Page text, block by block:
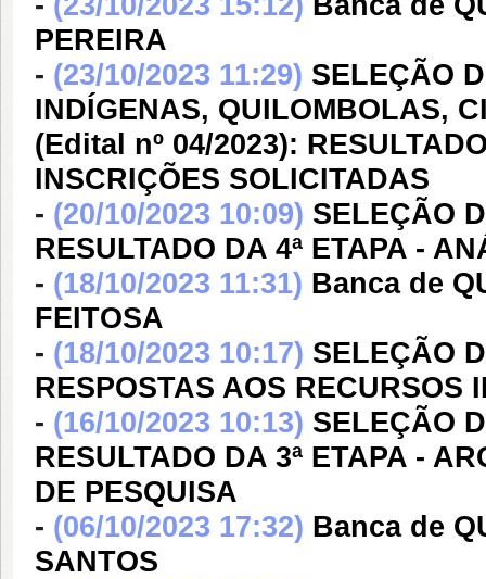
PEREIRA
- (23/10/2023 11:29) SELEÇÃO
INDÍGENAS, QUILOMBOLAS,
(Edital nº 04/2023):
INSCRIÇÕES SOLICITADAS
- (20/10/2023 10:09) SELEÇÃO
RESULTADO DA 4ª ETAPA -
- (18/10/2023 11:31) Banca de
FEITOSA
- (18/10/2023 10:17) SELEÇÃO
RESPOSTAS AOS RECURSOS
- (16/10/2023 10:13) SELEÇÃO
RESULTADO DA 3ª ETAPA -
DE PESQUISA
- (06/10/2023 17:32) Banca de
SANTOS